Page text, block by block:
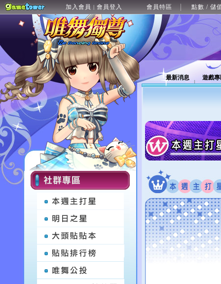
加入會員 | 會員登入 會員特區 點數 / 儲
最新消息 遊戲